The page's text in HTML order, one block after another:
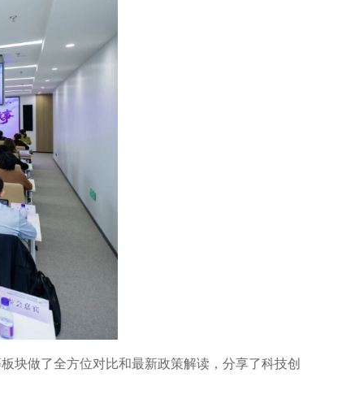
块做了全方位对比和最新政策解读，分享了科技创